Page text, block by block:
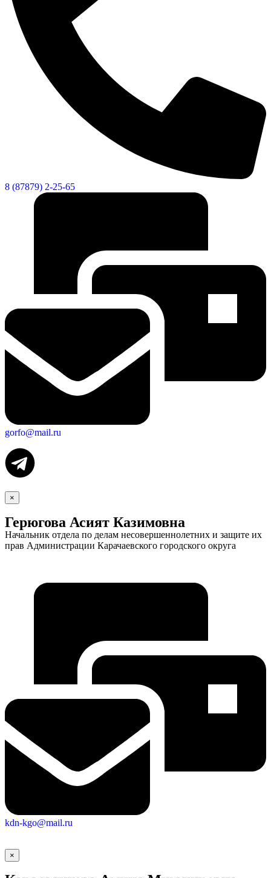
Газета "Минги Тау"
Виртуальная
видеоролики
камера
8 (87879) 2-25-65
gorfo@mail.ru
×
Герюгова Асият Казимовна
Начальник отдела по делам несовершеннолетних и защите их
прав Администрации Карачаевского городского округа
kdn-kgo@mail.ru
×